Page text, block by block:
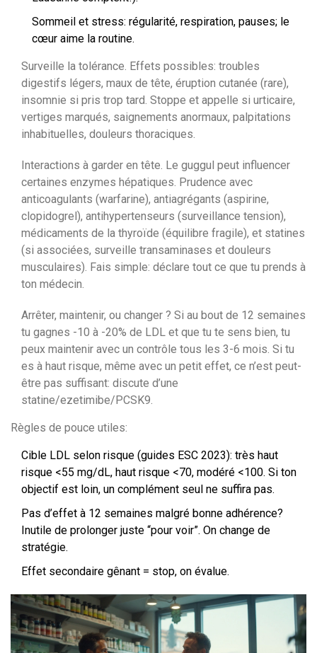
Sommeil et stress: régularité, respiration, pauses; le
cœur aime la routine.
Surveille la tolérance. Effets possibles: troubles
digestifs légers, maux de tête, éruption cutanée (rare),
insomnie si pris trop tard. Stoppe et appelle si urticaire,
vertiges marqués, saignements anormaux, palpitations
inhabituelles, douleurs thoraciques.
Interactions à garder en tête. Le guggul peut influencer
certaines enzymes hépatiques. Prudence avec
anticoagulants (warfarine), antiagrégants (aspirine,
clopidogrel), antihypertenseurs (surveillance tension),
médicaments de la thyroïde (équilibre fragile), et statines
(si associées, surveille transaminases et douleurs
musculaires). Fais simple: déclare tout ce que tu prends à
ton médecin.
Arrêter, maintenir, ou changer ? Si au bout de 12 semaines
tu gagnes -10 à -20% de LDL et que tu te sens bien, tu
peux maintenir avec un contrôle tous les 3-6 mois. Si tu
es à haut risque, même avec un petit effet, ce n’est peut-
être pas suffisant: discute d’une
statine/ezetimibe/PCSK9.
Règles de pouce utiles:
Cible LDL selon risque (guides ESC 2023): très haut
risque <55 mg/dL, haut risque <70, modéré <100. Si ton
objectif est loin, un complément seul ne suffira pas.
Pas d’effet à 12 semaines malgré bonne adhérence?
Inutile de prolonger juste “pour voir”. On change de
stratégie.
Effet secondaire gênant = stop, on évalue.